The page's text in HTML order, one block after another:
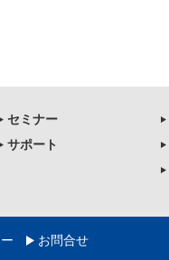
セミナー
サポート
お問合せ